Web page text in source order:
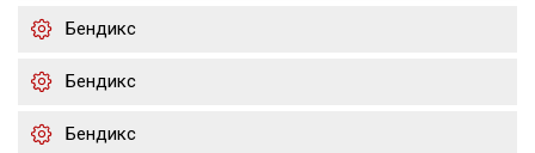
Бендикс
Бендикс
Бендикс